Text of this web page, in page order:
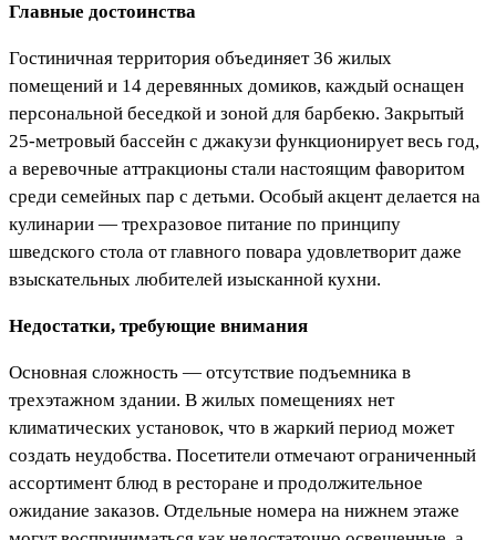
Главные достоинства
Гостиничная территория объединяет 36 жилых
помещений и 14 деревянных домиков, каждый оснащен
персональной беседкой и зоной для барбекю. Закрытый
25-метровый бассейн с джакузи функционирует весь год,
а веревочные аттракционы стали настоящим фаворитом
среди семейных пар с детьми. Особый акцент делается на
кулинарии — трехразовое питание по принципу
шведского стола от главного повара удовлетворит даже
взыскательных любителей изысканной кухни.
Недостатки, требующие внимания
Основная сложность — отсутствие подъемника в
трехэтажном здании. В жилых помещениях нет
климатических установок, что в жаркий период может
создать неудобства. Посетители отмечают ограниченный
ассортимент блюд в ресторане и продолжительное
ожидание заказов. Отдельные номера на нижнем этаже